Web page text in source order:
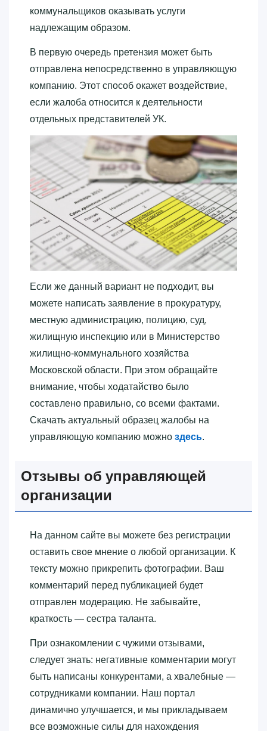
коммунальщиков оказывать услуги
надлежащим образом.
В первую очередь претензия может быть
отправлена непосредственно в управляющую
компанию. Этот способ окажет воздействие,
если жалоба относится к деятельности
отдельных представителей УК.
Если же данный вариант не подходит, вы
можете написать заявление в прокуратуру,
местную администрацию, полицию, суд,
жилищную инспекцию или в Министерство
жилищно-коммунального хозяйства
Московской области. При этом обращайте
внимание, чтобы ходатайство было
составлено правильно, со всеми фактами.
Скачать актуальный образец жалобы на
управляющую компанию можно здесь.
Отзывы об управляющей
организации
На данном сайте вы можете без регистрации
оставить свое мнение о любой организации. К
тексту можно прикрепить фотографии. Ваш
комментарий перед публикацией будет
отправлен модерацию. Не забывайте,
краткость — сестра таланта.
При ознакомлении с чужими отзывами,
следует знать: негативные комментарии могут
быть написаны конкурентами, а хвалебные —
сотрудниками компании. Наш портал
динамично улучшается, и мы прикладываем
все возможные силы для нахождения